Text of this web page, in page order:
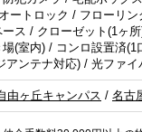
ートロック / フローリ
ス / クローゼット(1ヶ
(室内) / コンロ設置済
アンテナ対応) / 光ファ
由ヶ丘キャンパス / 名古